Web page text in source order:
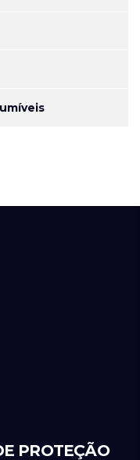
PROTEÇÃO